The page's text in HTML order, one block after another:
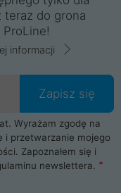
teraz do grona
informacji
Zapisz się
Wyrażam zgodę na
i przetwarzanie mojego
Zapoznałem się i
newslettera.